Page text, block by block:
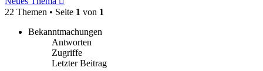
22 Themen • Seite 1 von 1
Bekanntmachungen
Antworten
Zugriffe
Letzter Beitrag